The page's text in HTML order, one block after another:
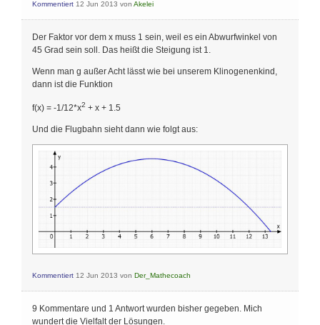
Kommentiert 12 Jun 2013 von Akelei
Der Faktor vor dem x muss 1 sein, weil es ein Abwurfwinkel von
45 Grad sein soll. Das heißt die Steigung ist 1.
Wenn man g außer Acht lässt wie bei unserem Klinogenenkind,
dann ist die Funktion
f(x) = -1/12*x2 + x + 1.5
Und die Flugbahn sieht dann wie folgt aus:
Kommentiert 12 Jun 2013 von Der_Mathecoach
9 Kommentare und 1 Antwort wurden bisher gegeben. Mich
wundert die Vielfalt der Lösungen.